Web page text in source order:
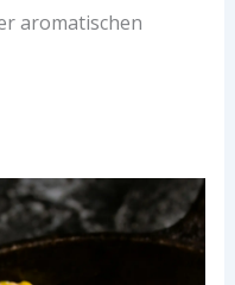
aromatischen